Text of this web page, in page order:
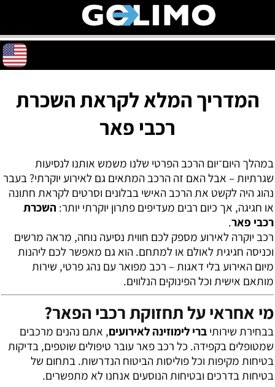
המדריך המלא לקראת השכרת
רכבי פאר
במהלך היום־יום הרכב הפרטי שלנו משמש אותנו לנסיעות
שגרתיות – אבל האם זה הרכב המתאים גם לאירוע יוקרתי? בעבר
נהוג היה לקשט את הרכב האישי בבלונים וסרטים לקראת חתונה
או חגיגה, אך כיום רבים מעדיפים פתרון יוקרתי יותר: השכרת
רכבי פאר.
רכב יוקרה לאירוע מספק לכם חווית נסיעה נוחה, מראה מרשים
וכניסה חגיגית לאולם או למתחם. הוא גם מאפשר לכם ליהנות
מיום האירוע בלי דאגות – רכב מפואר עם נהג פרטי, שירות
מותאם אישית וכל הפינוקים הנלווים.
מי אחראי על תחזוקת רכבי הפאר?
בבחירת שירותי ברי לימוזינה לאירועים, אתם נהנים מרכבים
שמטופלים בקפידה. כל רכב פאר עובר טיפולים שוטפים, בדיקות
בטיחות מקיפות וכל פוליסות הביטוח הנדרשות. בתחום של
בטיחות בדרכים ובטיחות הנוסעים אנחנו לא מתפשרים.